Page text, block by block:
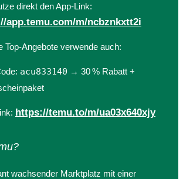
direkt den App-Link:
app.temu.com/m/ncbznkxtt2i
Top-Angebote verwende auch:
acu833140 → 30 % Rabatt +
https://temu.to/m/ua03x640xjy
wachsender Marktplatz mit einer